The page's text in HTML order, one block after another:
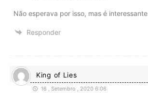
Não esperava por isso, mas é interessante
Responder
King of Lies
16 , Setembro , 2020 6:06